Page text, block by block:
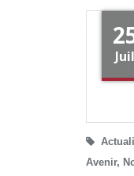
Juil
Avenir,